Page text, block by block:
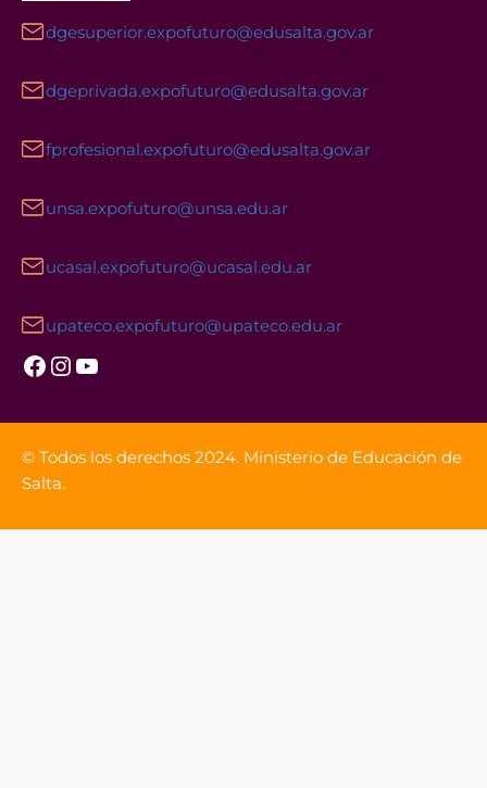
dgesuperior.expofuturo@edusalta.gov.ar
dgeprivada.expofuturo@edusalta.gov.ar
fprofesional.expofuturo@edusalta.gov.ar
unsa.expofuturo@unsa.edu.ar
ucasal.expofuturo@ucasal.edu.ar
upateco.expofuturo@upateco.edu.ar
Facebook InstagramYouTube
© Todos los derechos 2024. Ministerio de Educación de
Salta.